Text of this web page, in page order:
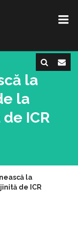
la
la
ICR
la
de ICR